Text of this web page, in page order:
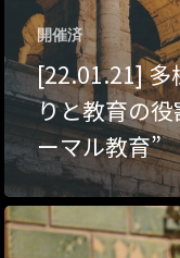
開催済
[22.01.21] 多
りと教育の
ーマル教育”